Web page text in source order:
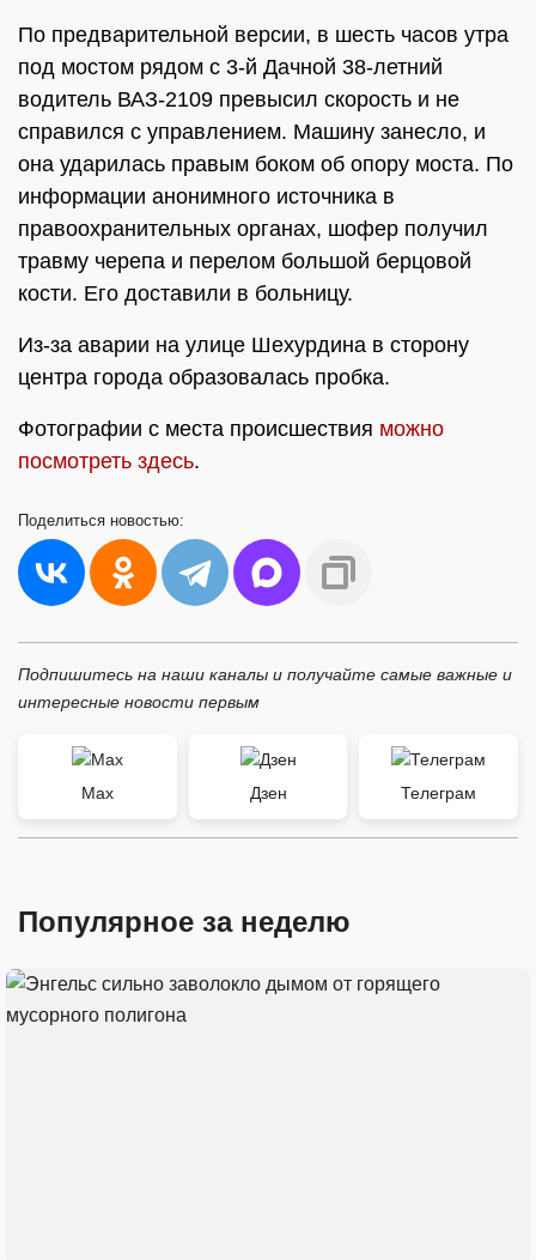
По предварительной версии, в шесть часов утра
под мостом рядом с 3-й Дачной 38-летний
водитель ВАЗ-2109 превысил скорость и не
справился с управлением. Машину занесло, и
она ударилась правым боком об опору моста. По
информации анонимного источника в
правоохранительных органах, шофер получил
травму черепа и перелом большой берцовой
кости. Его доставили в больницу.
Из-за аварии на улице Шехурдина в сторону
центра города образовалась пробка.
Фотографии с места происшествия можно
посмотреть здесь.
Поделиться новостью:
Подпишитесь на наши каналы и получайте самые важные и
интересные новости первым
Max Дзен Телеграм
Популярное за неделю